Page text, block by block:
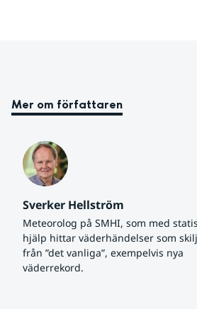
Mer om författaren
Sverker Hellström
Meteorolog på SMHI, som med
hjälp hittar väderhändelser som
från ”det vanliga”, exempelvis nya
väderrekord.